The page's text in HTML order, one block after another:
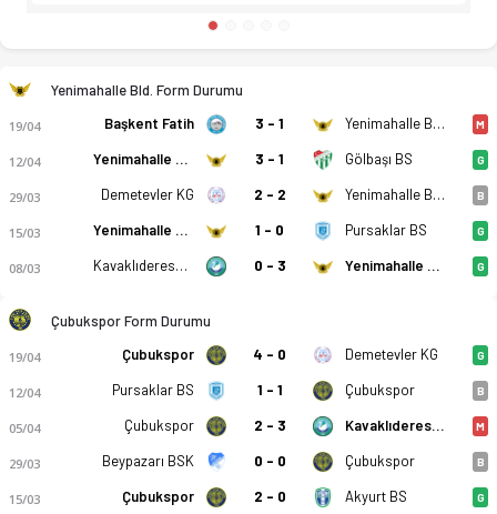
Yenimahalle Bld. Form Durumu
19/04 Başkent Fatih 3 - 1 Yenimahalle Bld. M
12/04 Yenimahalle Bld. 3 - 1 Gölbaşı BS G
29/03 Demetevler KG 2 - 2 Yenimahalle Bld. B
15/03 Yenimahalle Bld. 1 - 0 Pursaklar BS G
08/03 Kavaklıderespor 0 - 3 Yenimahalle Bld. G
Çubukspor Form Durumu
19/04 Çubukspor 4 - 0 Demetevler KG G
12/04 Pursaklar BS 1 - 1 Çubukspor B
05/04 Çubukspor 2 - 3 Kavaklıderespor M
29/03 Beypazarı BSK 0 - 0 Çubukspor B
15/03 Çubukspor 2 - 0 Akyurt BS G